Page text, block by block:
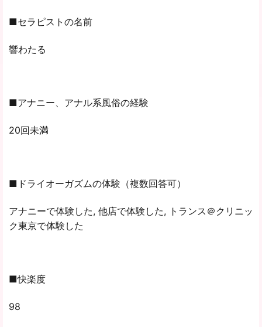
■セラピストの名前
響わたる
■アナニー、アナル系風俗の経験
20回未満
■ドライオーガズムの体験（複数回答可）
アナニーで体験した, 他店で体験した, トランス＠クリニッ
ク東京で体験した
■快楽度
98